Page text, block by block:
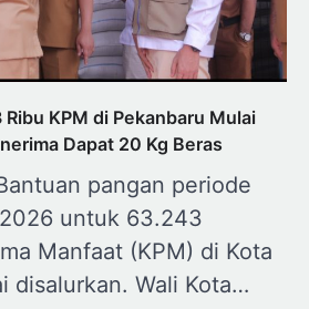
KPM di Pekanbaru Mulai
Dapat 20 Kg Beras
pangan periode
untuk 63.243
Manfaat (KPM) di Kota
disalurkan. Wali Kota…